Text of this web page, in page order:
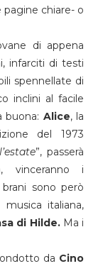
pagine chiare- o
di appena
infarciti di testi
spennellate di
inclini al facile
buona: Alice, la
del 1973
”, passerà
vinceranno i
sono però
italiana,
di Hilde. Ma i
da Cino